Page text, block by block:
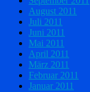
August 2011
Juli 2011
Juni 2011
Mai 2011
April 2011
März 2011
Februar 2011
Januar 2011